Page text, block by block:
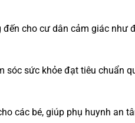
cho cư dân cảm giác như
sóc sức khỏe đạt tiêu chuẩn
các bé, giúp phụ huynh an